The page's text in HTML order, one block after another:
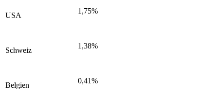
USA
1,75%
Schweiz
1,38%
Belgien
0,41%